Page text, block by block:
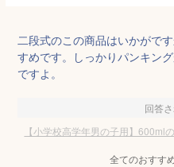
二段式のこの商品はいかがで
すめです。しっかりパンキン
ですよ。
回答
【小学校高学年男の子用】600ml
全てのおすす